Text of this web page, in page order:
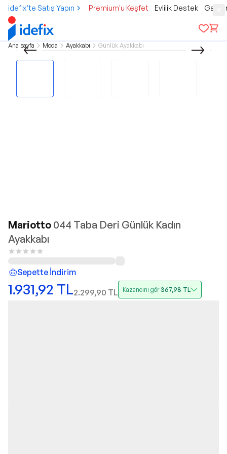
idefix’te Satış Yapın Premium'u Keşfet Evlilik Destek
Ana sayfa Moda Ayakkabı Günlük Ayakkabı
Mariotto 044 Taba Deri Günlük Kadın
Ayakkabı
Sepette İndirim
1.931,92 TL2.299,90 TL Kazancını gör367,98 TL